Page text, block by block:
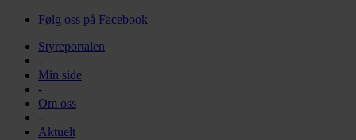
Følg oss på Facebook
Styreportalen
-
Min side
-
Om oss
-
Aktuelt